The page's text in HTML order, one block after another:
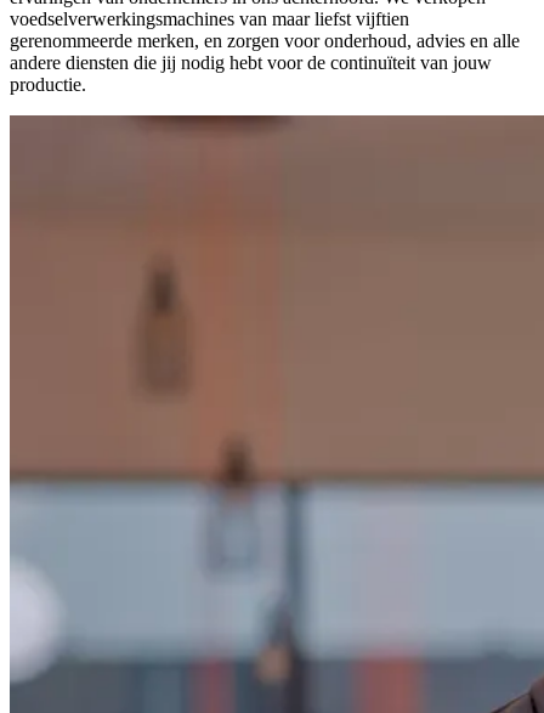
voedselverwerkingsmachines van maar liefst vijftien
gerenommeerde merken, en zorgen voor onderhoud, advies en alle
andere diensten die jij nodig hebt voor de continuïteit van jouw
productie.